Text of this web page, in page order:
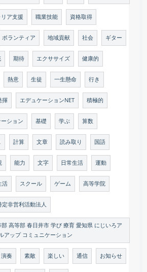
リア支援 職業技能 資格取得
ボランティア 地域貢献 社会 ギター
期待 エクササイズ 健康的
熱意 生徒 一生懸命 行き
揮 エデュケーションNET 積極的
ション 基礎 学ぶ 算数
計算 文章 読み取り 国語
能力 文字 日常生活 運動
活 スクール ゲーム 高等学院
定非営利活動法人
高等部 春日井市 学び 療育 愛知県 にじいろア
アップ コミュニケーション
演奏 素敵 楽しい 通信 お知らせ